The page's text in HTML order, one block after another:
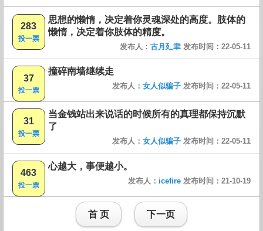
283
投一票
思想的懒惰，决定着你灵魂深处的高度。肢体的
懒惰，决定着你肢体的精度。
发布人： 古月廴聿 发布时间：22-05-11
37
投一票
撞碎南墙继续走
发布人： 女人似骗子 发布时间：22-05-11
31
投一票
当金钱站出来说话的时候所有的真理都保持沉默
了
发布人： 女人似骗子 发布时间：22-05-11
463
投一票
心越大，事便越小。
发布人： icefire 发布时间：21-10-19
首 页 下一页